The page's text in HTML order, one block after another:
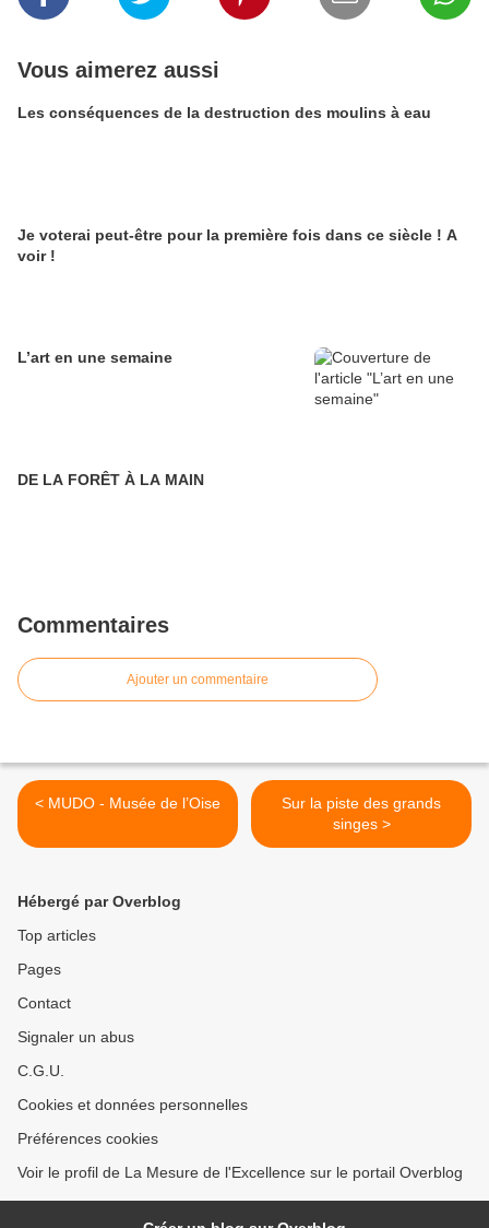
Vous aimerez aussi
Les conséquences de la destruction des moulins à eau
Je voterai peut-être pour la première fois dans ce siècle ! A
voir !
L’art en une semaine
DE LA FORÊT À LA MAIN
Commentaires
Ajouter un commentaire
< MUDO - Musée de l’Oise
Sur la piste des grands
singes >
Hébergé par Overblog
Top articles
Pages
Contact
Signaler un abus
C.G.U.
Cookies et données personnelles
Préférences cookies
Voir le profil de La Mesure de l'Excellence sur le portail Overblog